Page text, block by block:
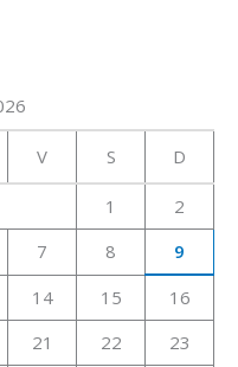
V S D
1
2
7 8
9
14 15
16
21 22
23